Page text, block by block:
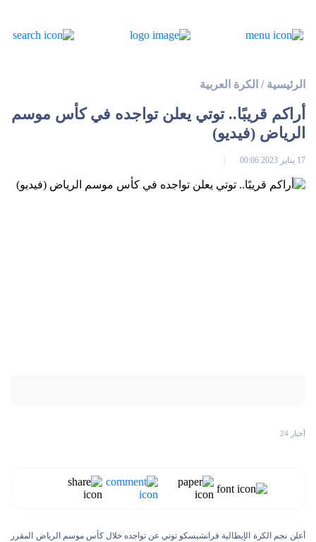
الرئيسية / الكرة العربية
أراكم قريبًا.. توتي يعلن تواجده في كأس موسم
الرياض (فيديو)
17 يناير 2023 00:06
أخبار 24
أعلن نجم الكرة الإيطالية فرانشيسكو توتي عن تواجده خلال كأس موسم الرياض المقرر